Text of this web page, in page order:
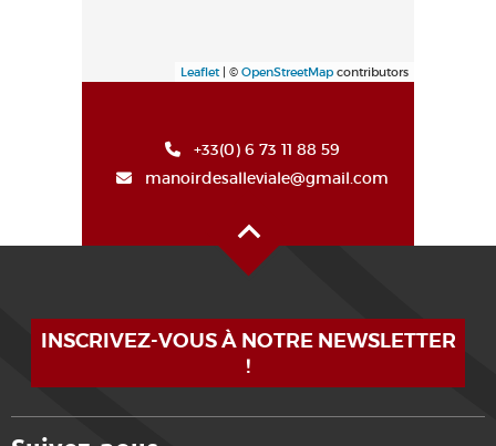
Leaflet| © OpenStreetMap contributors
+33(0) 6 73 11 88 59
manoirdesalleviale@gmail.com
INSCRIVEZ-VOUS À NOTRE NEWSLETTER
!